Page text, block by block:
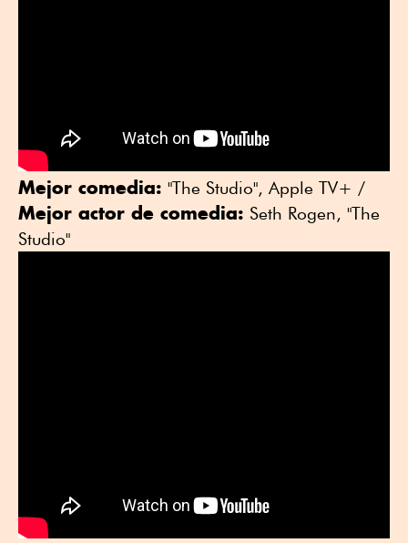
Mejor comedia: "The Studio", Apple TV+ /
Mejor actor de comedia: Seth Rogen, "The
Studio"